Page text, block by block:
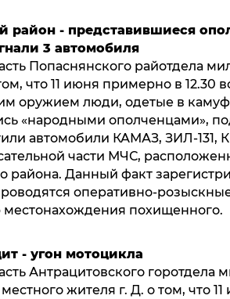
район - представившиеся
3 автомобиля
Попаснянского райотдела
что 11 июня примерно в 12.30
оружием люди, одетые в
«народными ополченцами»,
автомобили КАМАЗ, ЗИЛ-131,
части МЧС,
района. Данный факт
оперативно-
местонахождения похищенного.
- угон мотоцикла
Антрацитовского горотдела
жителя г. Д. о том, что